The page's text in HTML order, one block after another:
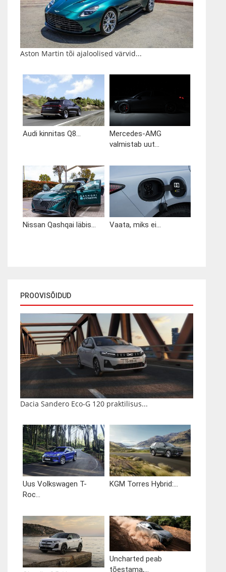
Aston Martin tõi ajaloolised värvid...
Audi kinnitas Q8...
Mercedes-AMG
valmistab uut...
Nissan Qashqai läbis... Vaata, miks ei...
PROOVISÕIDUD
Dacia Sandero Eco-G 120 praktilisus...
Uus Volkswagen T-
Roc...
KGM Torres Hybrid:...
Uncharted peab
tõestama,...